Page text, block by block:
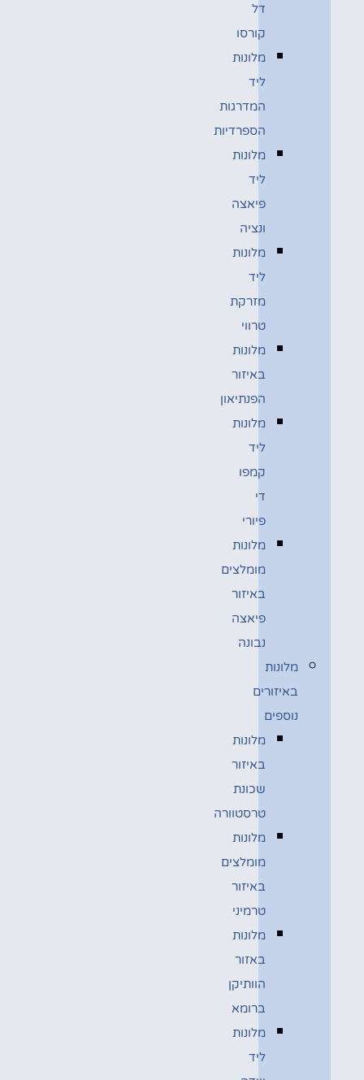
דל
קורסו
מלונות
ליד
המדרגות
הספרדיות
מלונות
ליד
פיאצה
ונציה
מלונות
ליד
מזרקת
טרווי
מלונות
באיזור
הפנתיאון
מלונות
ליד
קמפו
די
פיורי
מלונות
מומלצים
באיזור
פיאצה
נבונה
מלונות
באיזורים
נוספים
מלונות
באיזור
שכונת
טרסטוורה
מלונות
מומלצים
באיזור
טרמיני
מלונות
באזור
הוותיקן
ברומא
מלונות
ליד